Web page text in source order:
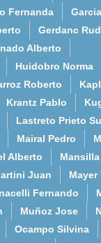
Fernanda
Gerdanc
Alberto
Huidobro Norma
Roberto
Krantz Pablo
Lastreto Prieto
Mairal Pedro
Alberto
Juan Mayer
Fernando
Muñoz Jose
Ocampo Silvina